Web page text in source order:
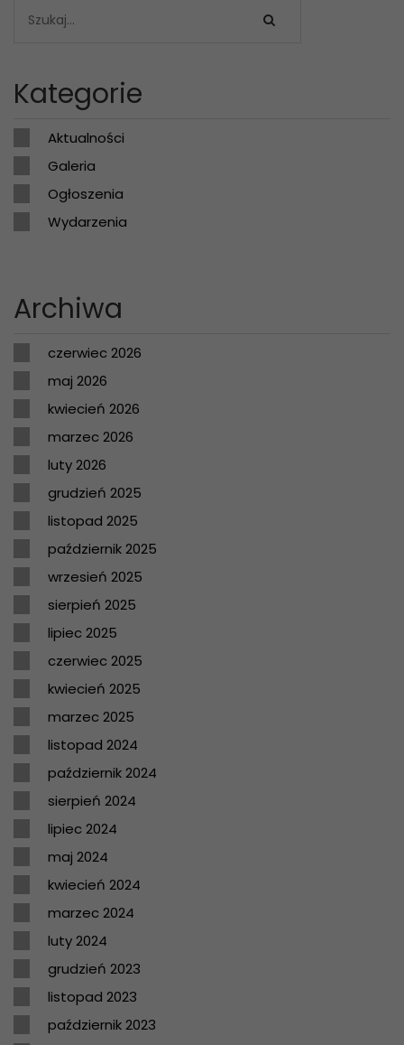
Kategorie
Aktualności
Galeria
Ogłoszenia
Wydarzenia
Archiwa
czerwiec 2026
maj 2026
kwiecień 2026
marzec 2026
luty 2026
grudzień 2025
listopad 2025
październik 2025
wrzesień 2025
sierpień 2025
lipiec 2025
czerwiec 2025
kwiecień 2025
marzec 2025
listopad 2024
październik 2024
sierpień 2024
lipiec 2024
maj 2024
kwiecień 2024
marzec 2024
luty 2024
grudzień 2023
listopad 2023
październik 2023